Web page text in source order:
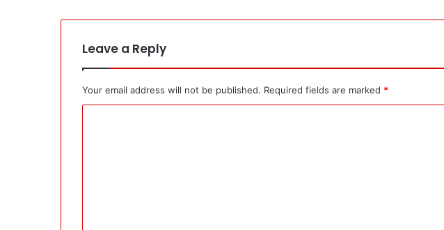
Leave a Reply
Your email address will not be published. Required fields are marked *